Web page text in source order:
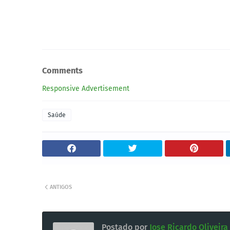
Comments
Responsive Advertisement
Saúde
ANTIGOS
Postado por Jose Ricardo Oliveira